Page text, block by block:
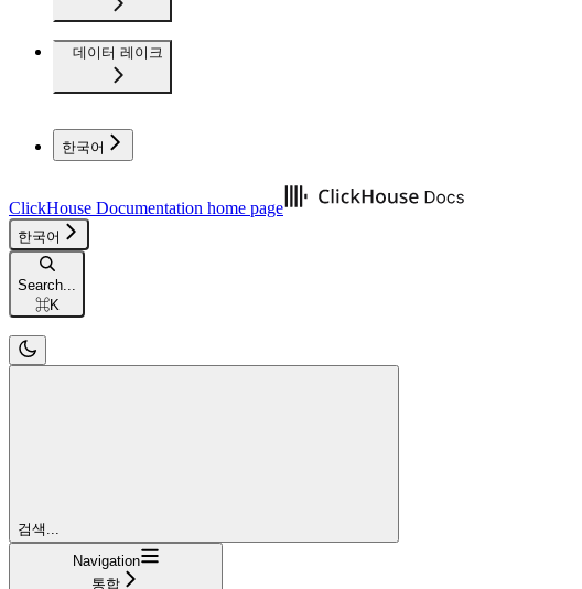
데이터 레이크
한국어
ClickHouse Documentation home page
한국어
Search...
⌘K
검색...
Navigation
통합